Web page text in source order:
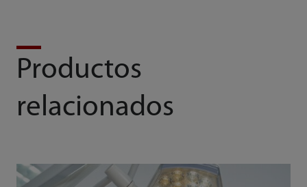
Productos
relacionados